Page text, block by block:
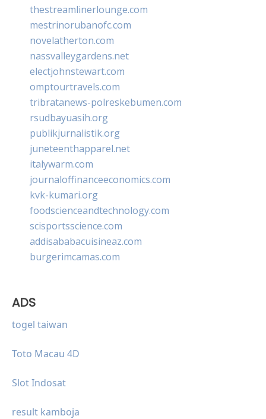
thestreamlinerlounge.com
mestrinorubanofc.com
novelatherton.com
nassvalleygardens.net
electjohnstewart.com
omptourtravels.com
tribratanews-polreskebumen.com
rsudbayuasih.org
publikjurnalistik.org
juneteenthapparel.net
italywarm.com
journaloffinanceeconomics.com
kvk-kumari.org
foodscienceandtechnology.com
scisportsscience.com
addisababacuisineaz.com
burgerimcamas.com
ADS
togel taiwan
Toto Macau 4D
Slot Indosat
result kamboja